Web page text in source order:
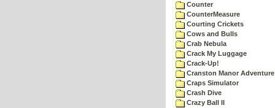
Counter
CounterMeasure
Courting Crickets
Cows and Bulls
Crab Nebula
Crack My Luggage
Crack-Up!
Cranston Manor Adventure
Craps Simulator
Crash Dive
Crazy Ball II